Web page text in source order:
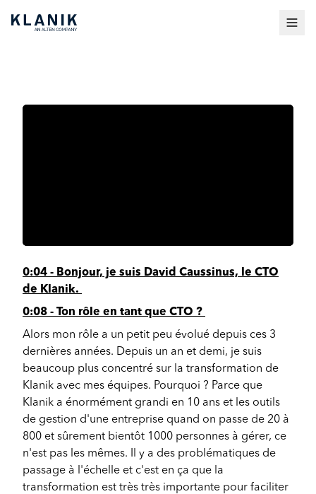
0:04 - Bonjour, je suis David Caussinus, le CTO
de Klanik.
0:08 - Ton rôle en tant que CTO ?
Alors mon rôle a un petit peu évolué depuis ces 3
dernières années. Depuis un an et demi, je suis
beaucoup plus concentré sur la transformation de
Klanik avec mes équipes. Pourquoi ? Parce que
Klanik a énormément grandi en 10 ans et les outils
de gestion d'une entreprise quand on passe de 20 à
800 et sûrement bientôt 1000 personnes à gérer, ce
n'est pas les mêmes. Il y a des problématiques de
passage à l'échelle et c'est en ça que la
transformation est très très importante pour faciliter